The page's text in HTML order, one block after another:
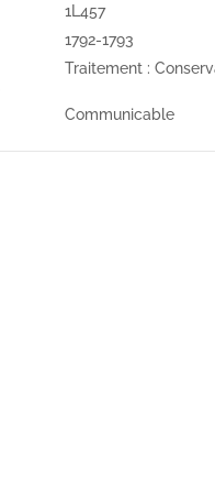
1L457
1792-1793
Traitement :
Communicable